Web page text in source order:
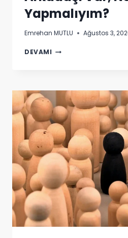
Yapmalıyım?
Emrehan MUTLU Ağustos 3,
DEVAMI 15
ARKADAŞI
VAR,
NE
YAPMALIYIM?